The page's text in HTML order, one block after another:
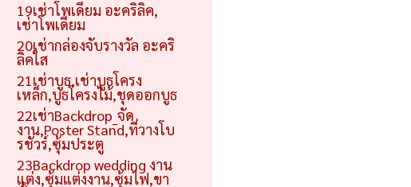
19เช่าโพเดียม อะคริลิค,
เช่าโพเดียม
20เช่ากล่องจับรางวัล อะคริ
ลิคใส
21เช่าบูธ,เช่าบูธโครง
เหล็ก,บูธโครงไม้,ชุดออกบูธ
22เช่าBackdrop_จัด
งาน,Poster Stand,ที่วางโบ
รชัวร์,ซุ้มประตู
23Backdrop wedding งาน
แต่ง,ซุ้มแต่งงาน,ซุ้มไฟ,ขา